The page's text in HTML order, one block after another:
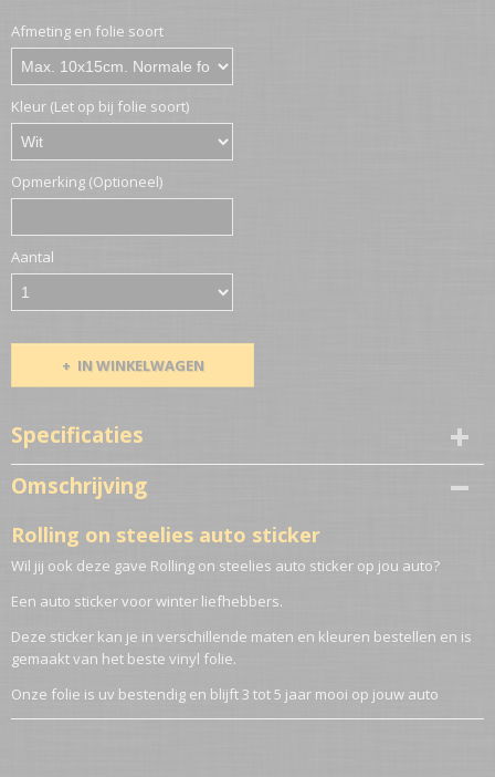
Afmeting en folie soort
Kleur (Let op bij folie soort)
Opmerking (Optioneel)
Aantal
IN WINKELWAGEN
Specificaties
Netto gewicht
0,10 Kg
Omschrijving
Rolling on steelies auto sticker
Wil jij ook deze gave Rolling on steelies auto sticker op jou auto?
Een auto sticker voor winter liefhebbers.
Deze sticker kan je in verschillende maten en kleuren bestellen en is
gemaakt van het beste vinyl folie.
Onze folie is uv bestendig en blijft 3 tot 5 jaar mooi op jouw auto